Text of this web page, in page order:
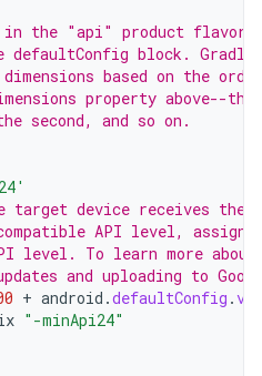
the "api" product flavors
block.
based on the
property above--
second, and so on.
target device receives the
API level, assign
level. To learn more about
and uploading to
+ android .defaultConfig .
"-minApi24"